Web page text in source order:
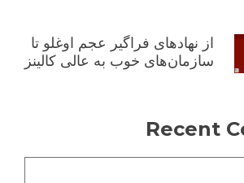
از نهادهای فراگیر عجم اوغلو تا
سازمان‌های خوب به عالی کالینز
Recent